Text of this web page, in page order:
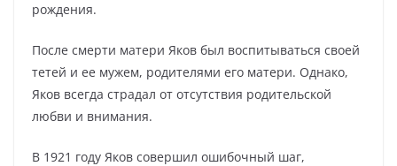
рождения.
После смерти матери Яков был воспитываться своей
тетей и ее мужем, родителями его матери. Однако,
Яков всегда страдал от отсутствия родительской
любви и внимания.
В 1921 году Яков совершил ошибочный шаг,